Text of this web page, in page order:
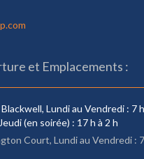
et Emplacements :
Lundi au Vendredi : 7
(en soirée) : 17 h à 2 h
Court, Lundi au Vendredi :